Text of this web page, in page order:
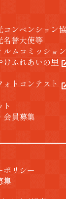
コンベンション
名誉大使等
ルムコミッション
けふれあいの里
ォトコンテスト
会員募集
ポリシー
集